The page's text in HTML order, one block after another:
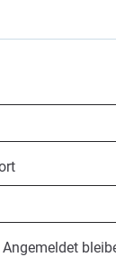
Angemeldet